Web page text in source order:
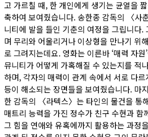
고 가르칠 때, 한 개인에게 생기는 균열을
축하여 보여줬습니다. 송한종 감독의 〈사
니티에 발을 들인 기춘의 여정을 그립니다.
며 무리와 어울리거나 이상형을 만나기 위
로 그려지는데요. 영화는 이른바 ‘매력 자원
뮤니티가 어떻게 가혹해질 수 있는지를 적
하며, 각자의 매력이 관계 속에서 서로 다
등이 해소되는 장면들을 보여줬습니다. 마
한 감독의 〈라텍스〉는 타인의 물건을 통
매트리 능력을 가진 정수가 친구 수현과 함
그 힘을 연애와 유혹에까지 활용하는 과정